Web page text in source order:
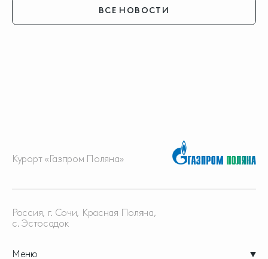
ВСЕ НОВОСТИ
Курорт «Газпром Поляна»
Меню
Россия, г. Сочи, Красная Поляна,
с. Эстосадок